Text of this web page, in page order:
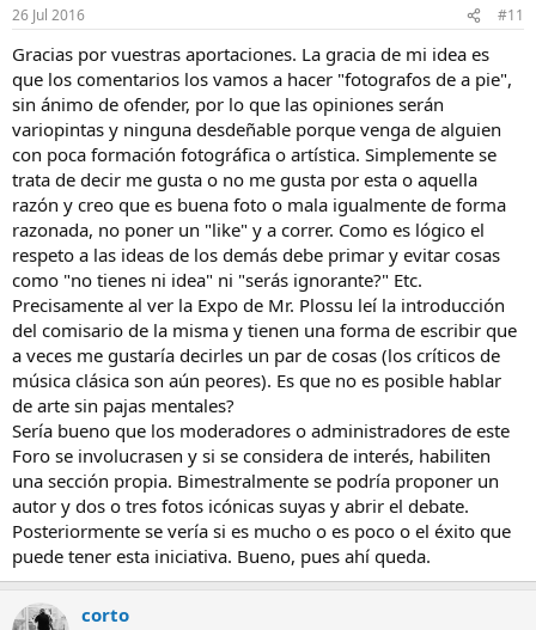
26 Jul 2016 #11
Gracias por vuestras aportaciones. La gracia de mi idea es
que los comentarios los vamos a hacer "fotografos de a pie",
sin ánimo de ofender, por lo que las opiniones serán
variopintas y ninguna desdeñable porque venga de alguien
con poca formación fotográfica o artística. Simplemente se
trata de decir me gusta o no me gusta por esta o aquella
razón y creo que es buena foto o mala igualmente de forma
razonada, no poner un "like" y a correr. Como es lógico el
respeto a las ideas de los demás debe primar y evitar cosas
como "no tienes ni idea" ni "serás ignorante?" Etc.
Precisamente al ver la Expo de Mr. Plossu leí la introducción
del comisario de la misma y tienen una forma de escribir que
a veces me gustaría decirles un par de cosas (los críticos de
música clásica son aún peores). Es que no es posible hablar
de arte sin pajas mentales?
Sería bueno que los moderadores o administradores de este
Foro se involucrasen y si se considera de interés, habiliten
una sección propia. Bimestralmente se podría proponer un
autor y dos o tres fotos icónicas suyas y abrir el debate.
Posteriormente se vería si es mucho o es poco o el éxito que
puede tener esta iniciativa. Bueno, pues ahí queda.
corto